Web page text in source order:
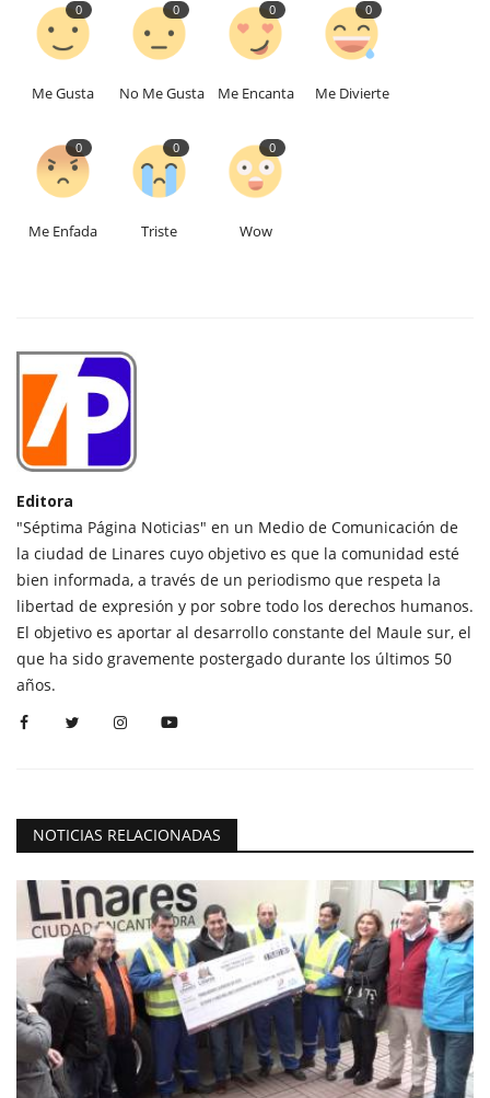
0
Me Gusta
0
No Me Gusta
0
Me Encanta
0
Me Divierte
0
Me Enfada
0
Triste
0
Wow
Editora
"Séptima Página Noticias" en un Medio de Comunicación de
la ciudad de Linares cuyo objetivo es que la comunidad esté
bien informada, a través de un periodismo que respeta la
libertad de expresión y por sobre todo los derechos humanos.
El objetivo es aportar al desarrollo constante del Maule sur, el
que ha sido gravemente postergado durante los últimos 50
años.
NOTICIAS RELACIONADAS